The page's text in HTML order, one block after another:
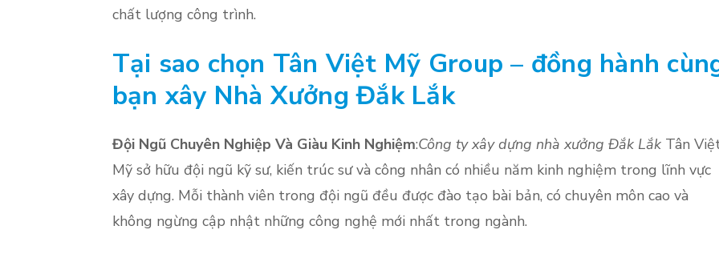
chất lượng công trình.
Tại sao chọn Tân Việt Mỹ Group – đồng hành
bạn xây Nhà Xưởng Đắk Lắk
Đội Ngũ Chuyên Nghiệp Và Giàu Kinh Nghiệm:Công ty xây dựng nhà xưởng Đắk Lắk Tân
Mỹ sở hữu đội ngũ kỹ sư, kiến trúc sư và công nhân có nhiều năm kinh nghiệm trong lĩnh vực
xây dựng. Mỗi thành viên trong đội ngũ đều được đào tạo bài bản, có chuyên môn cao và
không ngừng cập nhật những công nghệ mới nhất trong ngành.